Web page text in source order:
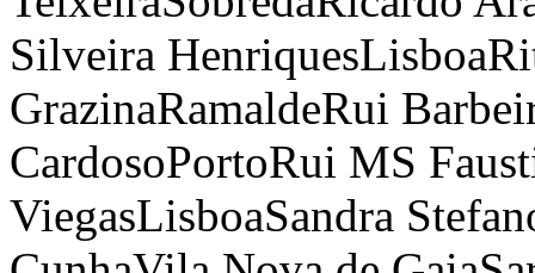
Silveira HenriquesLisboa
GrazinaRamaldeRui
CardosoPortoRui MS
ViegasLisboaSandra